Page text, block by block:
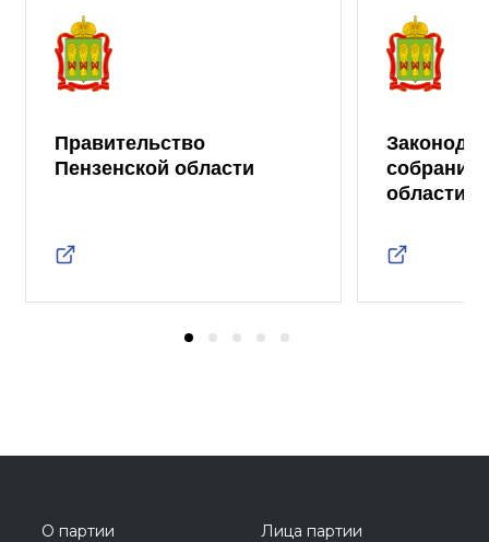
Правительство
Пензенской области
собрание
области
О партии
Лица партии